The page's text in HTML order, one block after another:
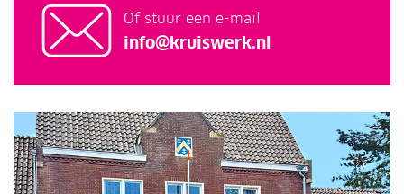
Of stuur een e-mail
info@kruiswerk.nl